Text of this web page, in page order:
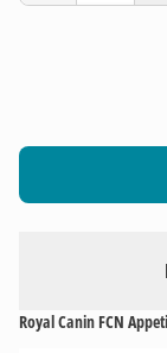
Royal Canin FCN